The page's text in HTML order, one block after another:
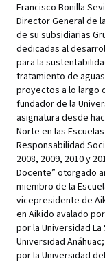
Francisco Bonilla
Director General de
de su subsidiarias
dedicadas al
para la
tratamiento de
proyectos a lo largo
fundador de la
asignatura desde
Norte en las
Responsabilidad
2008, 2009, 2010 y
Docente” otorgado
miembro de la
vicepresidente de
en Aikido avalado
por la Universidad
Universidad
por la Universidad